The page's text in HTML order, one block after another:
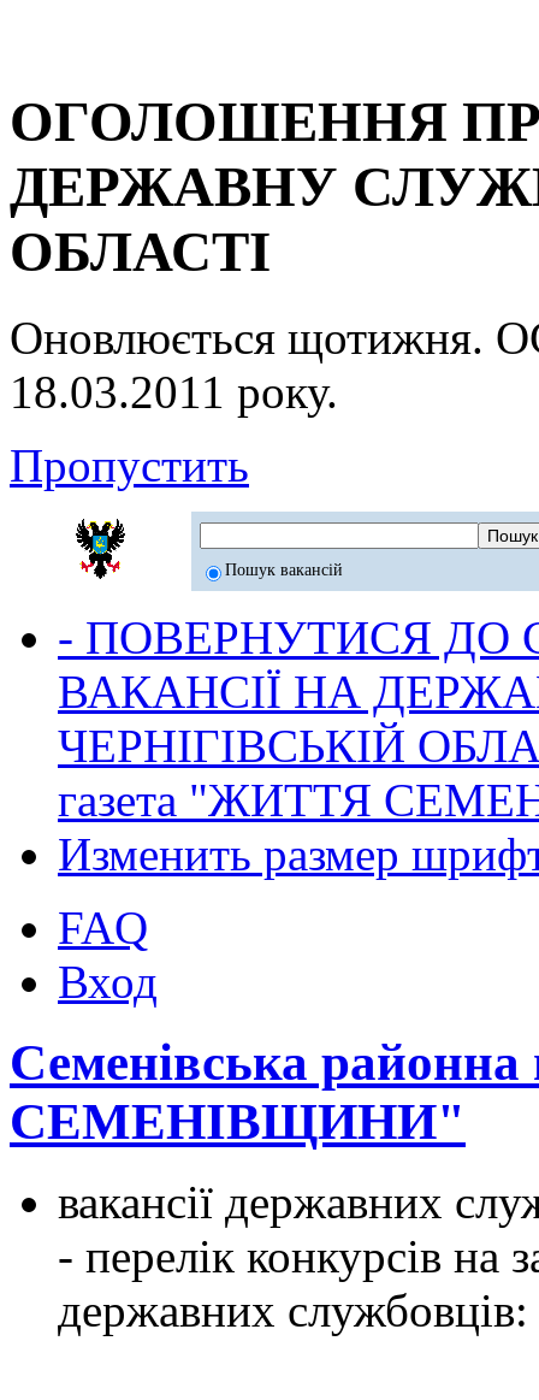
ОГОЛОШЕННЯ
ДЕРЖАВНУ
ОБЛАСТІ
Оновлюється
18.03.2011 року.
Пропустить
Пошук вакансій
- ПОВЕРНУТИСЯ ДО
ВАКАНСІЇ НА
ЧЕРНІГІВСЬКІЙ
газета "ЖИТТЯ
Изменить размер
FAQ
Вход
Семенівська
СЕМЕНІВЩИНИ"
вакансії державних
- перелік конкурсів на
державних службовців: